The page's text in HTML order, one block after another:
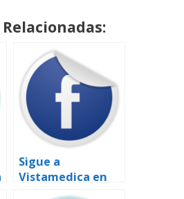
Sigue a
Vistamedica en
Facebook